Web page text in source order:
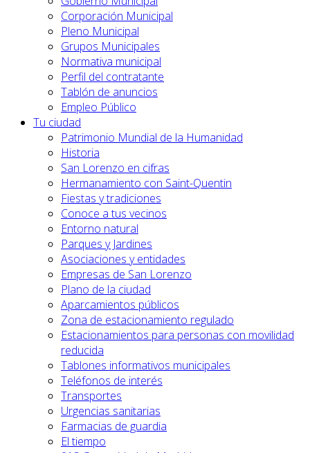
Corporación Municipal
Pleno Municipal
Grupos Municipales
Normativa municipal
Perfil del contratante
Tablón de anuncios
Empleo Público
Tu ciudad
Patrimonio Mundial de la Humanidad
Historia
San Lorenzo en cifras
Hermanamiento con Saint-Quentin
Fiestas y tradiciones
Conoce a tus vecinos
Entorno natural
Parques y Jardines
Asociaciones y entidades
Empresas de San Lorenzo
Plano de la ciudad
Aparcamientos públicos
Zona de estacionamiento regulado
Estacionamientos para personas con movilidad
reducida
Tablones informativos municipales
Teléfonos de interés
Transportes
Urgencias sanitarias
Farmacias de guardia
El tiempo